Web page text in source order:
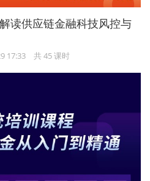
读供应链金融科技风控与
17:33 共 45 课时